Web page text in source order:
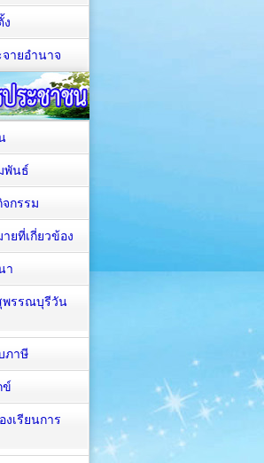
ง
ายอำนาจ
พันธ์
กรรม
ยที่เกี่ยวข้อง
า
พรรณบุรีวัน
ภาษี
ข์
งเรียนการ